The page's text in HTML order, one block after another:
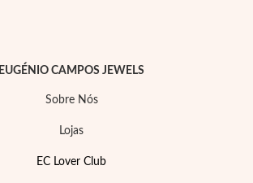
EUGÉNIO CAMPOS JEWELS
Sobre Nós
Lojas
EC Lover Club